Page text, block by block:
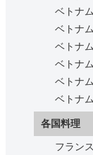
ベトナ
ベトナ
ベトナ
ベトナ
ベトナ
ベトナ
各国料理
フラン